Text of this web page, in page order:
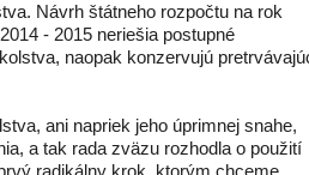
Návrh štátneho rozpočtu na rok
- 2015 neriešia postupné
naopak konzervujú
ani napriek jeho úprimnej snahe,
a tak rada zväzu rozhodla o použití
radikálny krok, ktorým chceme